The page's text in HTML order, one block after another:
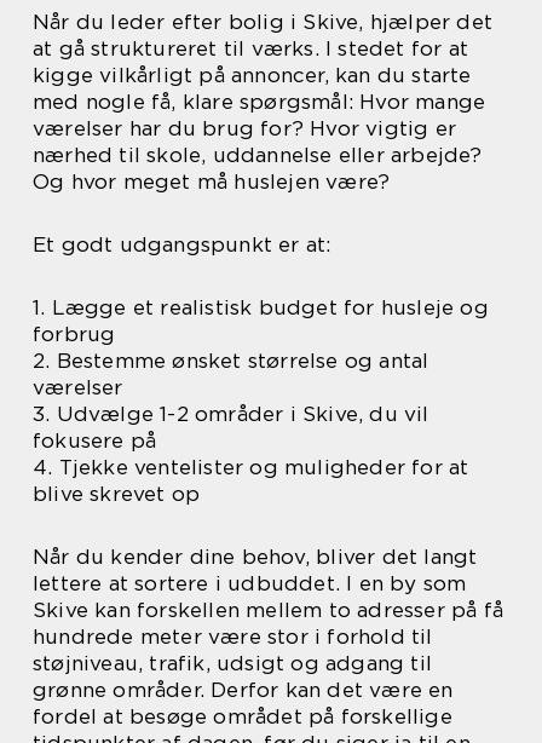
Når du leder efter bolig i Skive, hjælper det
at gå struktureret til værks. I stedet for at
kigge vilkårligt på annoncer, kan du starte
med nogle få, klare spørgsmål: Hvor mange
værelser har du brug for? Hvor vigtig er
nærhed til skole, uddannelse eller arbejde?
Og hvor meget må huslejen være?
Et godt udgangspunkt er at:
1. Lægge et realistisk budget for husleje og
forbrug
2. Bestemme ønsket størrelse og antal
værelser
3. Udvælge 1-2 områder i Skive, du vil
fokusere på
4. Tjekke ventelister og muligheder for at
blive skrevet op
Når du kender dine behov, bliver det langt
lettere at sortere i udbuddet. I en by som
Skive kan forskellen mellem to adresser på få
hundrede meter være stor i forhold til
støjniveau, trafik, udsigt og adgang til
grønne områder. Derfor kan det være en
fordel at besøge området på forskellige